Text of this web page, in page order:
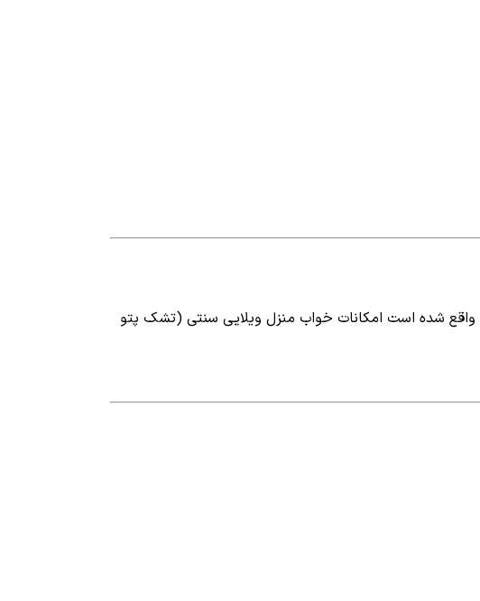
نشیمن بزرگ درمرکز شهر لاله زار واقع شده است امکانات خواب منزل ویلایی سنتی (تشک پتو